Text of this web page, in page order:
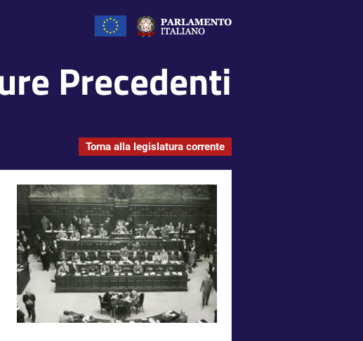
Precedenti
Torna alla legislatura corrente